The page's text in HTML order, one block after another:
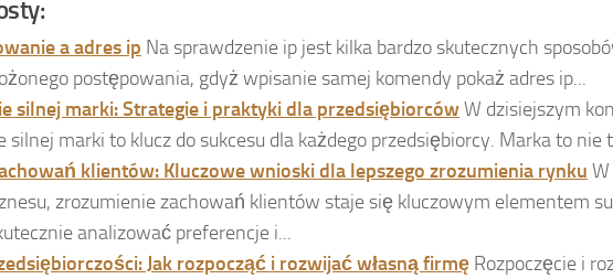
a adres ip Na sprawdzenie ip jest kilka bardzo skutecznych
postępowania, gdyż wpisanie samej komendy pokaż adres ip...
silnej marki: Strategie i praktyki dla przedsiębiorcówW dzisiejszym
silnej marki to klucz do sukcesu dla każdego przedsiębiorcy. Marka to nie
klientów: Kluczowe wnioski dla lepszego zrozumienia rynku
zrozumienie zachowań klientów staje się kluczowym elementem
analizować preferencje i...
Jak rozpocząć i rozwijać własną firmę Rozpoczęcie i